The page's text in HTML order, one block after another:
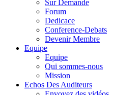
Sur Demande
Forum
Dedicace
Conference-Debats
Devenir Membre
Equipe
Equipe
Qui sommes-nous
Mission
Echos Des Auditeurs